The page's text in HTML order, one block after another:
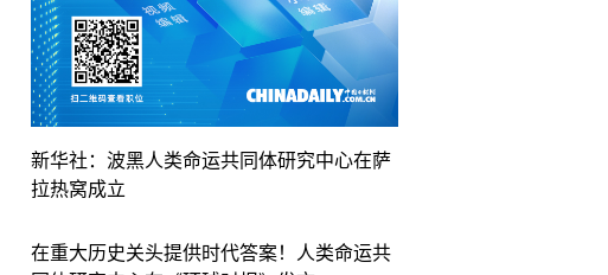
新华社：波黑人类命运共同体研究中心在萨
拉热窝成立
在重大历史关头提供时代答案！人类命运共